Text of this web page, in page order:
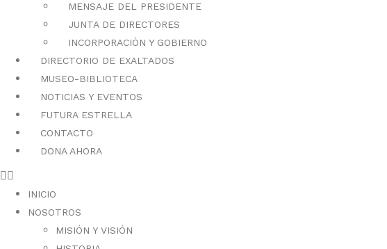
MENSAJE DEL PRESIDENTE
JUNTA DE DIRECTORES
INCORPORACIÓN Y GOBIERNO
DIRECTORIO DE EXALTADOS
MUSEO-BIBLIOTECA
NOTICIAS Y EVENTOS
FUTURA ESTRELLA
CONTACTO
DONA AHORA
INICIO
NOSOTROS
MISIÓN Y VISIÓN